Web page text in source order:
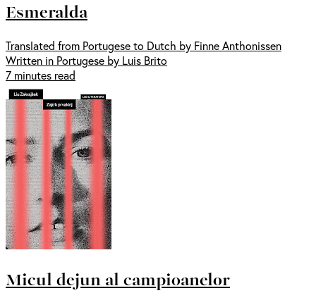
Esmeralda
Translated from Portugese to Dutch by Finne Anthonissen
Written in Portugese by Luis Brito
7 minutes read
Micul dejun al campioanelor